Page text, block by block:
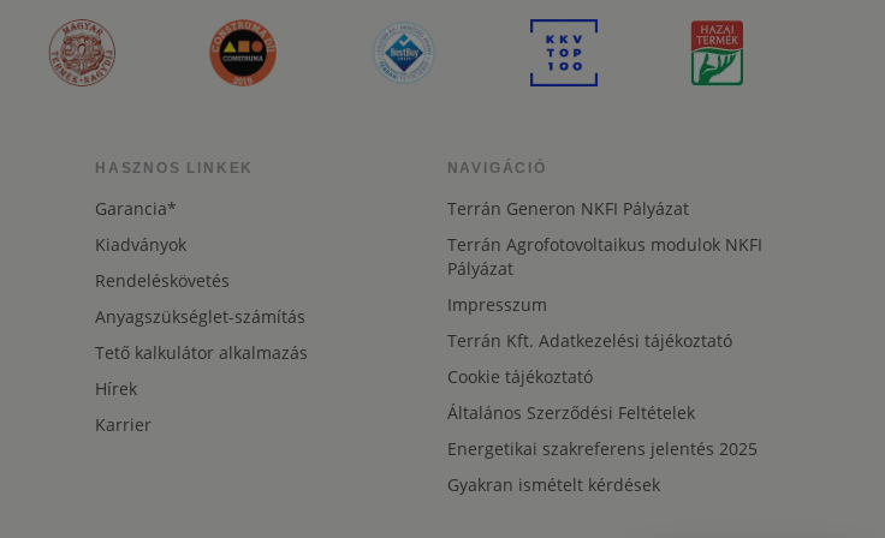
HASZNOS LINKEK
Garancia*
Kiadványok
Rendeléskövetés
Anyagszükséglet-számítás
Tető kalkulátor alkalmazás
Hírek
Karrier
NAVIGÁCIÓ
Terrán Generon NKFI Pályázat
Terrán Agrofotovoltaikus modulok NKFI
Pályázat
Impresszum
Terrán Kft. Adatkezelési tájékoztató
Cookie tájékoztató
Általános Szerződési Feltételek
Energetikai szakreferens jelentés 2025
Gyakran ismételt kérdések